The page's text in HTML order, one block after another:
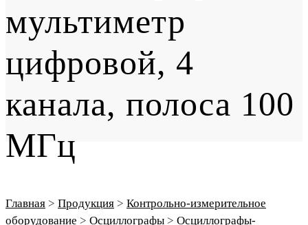
мультиметр
цифровой, 4
канала, полоса 100
МГц
Главная > Продукция > Контрольно-измерительное
оборудование > Осциллографы > Осциллографы-